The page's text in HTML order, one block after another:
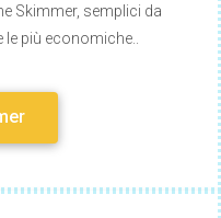
Skimmer, semplici da
più economiche..